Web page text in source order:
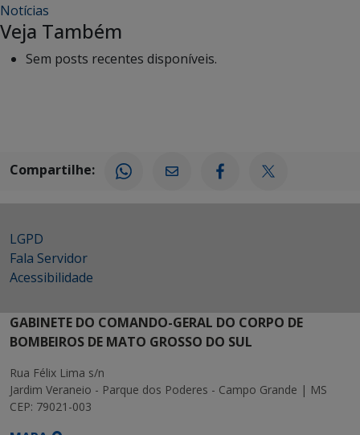
Notícias
Veja Também
Sem posts recentes disponíveis.
Compartilhe:
LGPD
Fala Servidor
Acessibilidade
GABINETE DO COMANDO-GERAL DO CORPO DE
BOMBEIROS DE MATO GROSSO DO SUL
Rua Félix Lima s/n
Jardim Veraneio - Parque dos Poderes - Campo Grande | MS
CEP: 79021-003